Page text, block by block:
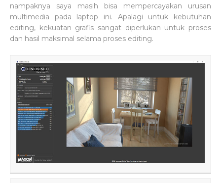
nampaknya saya masih bisa mempercayakan urusan
multimedia pada laptop ini. Apalagi untuk kebutuhan
editing, kekuatan grafis sangat diperlukan untuk proses
dan hasil maksimal selama proses editing.